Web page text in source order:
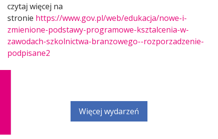
czytaj więcej na
stronie https://www.gov.pl/web/edukacja/nowe-i-
zmienione-podstawy-programowe-ksztalcenia-w-
zawodach-szkolnictwa-branzowego--rozporzadzenie-
podpisane2
Więcej wydarzeń